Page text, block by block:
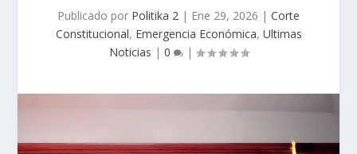
Publicado por Politika 2 | Ene 29, 2026 | Corte
Constitucional, Emergencia Económica, Ultimas
Noticias | 0 |